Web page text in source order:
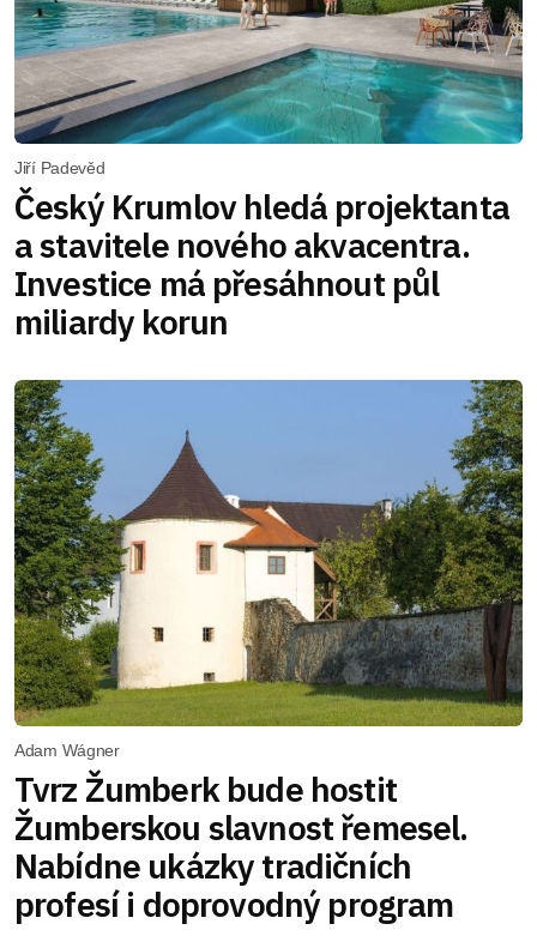
Jiří Padevěd
Český Krumlov hledá projektanta
a stavitele nového akvacentra.
Investice má přesáhnout půl
miliardy korun
Adam Wágner
Tvrz Žumberk bude hostit
Žumberskou slavnost řemesel.
Nabídne ukázky tradičních
profesí i doprovodný program